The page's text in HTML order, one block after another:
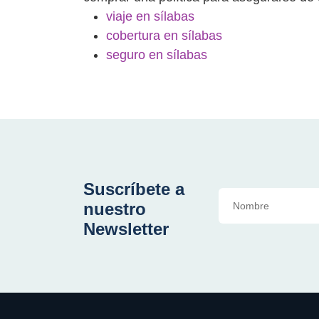
viaje en sílabas
cobertura en sílabas
seguro en sílabas
Suscríbete a
nuestro
Newsletter